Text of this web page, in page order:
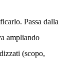
Passa dalla
ampliando
(scopo,